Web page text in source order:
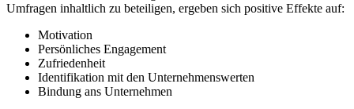
Umfragen inhaltlich zu beteiligen, ergeben sich positive Effekte auf:
Motivation
Persönliches Engagement
Zufriedenheit
Identifikation mit den Unternehmenswerten
Bindung ans Unternehmen